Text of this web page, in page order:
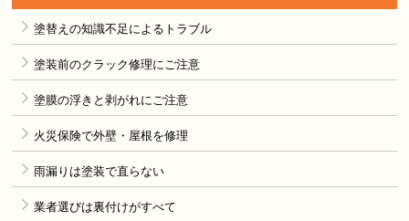
塗替えの知識不足によるトラブル
塗装前のクラック修理にご注意
塗膜の浮きと剥がれにご注意
火災保険で外壁・屋根を修理
雨漏りは塗装で直らない
業者選びは裏付けがすべて